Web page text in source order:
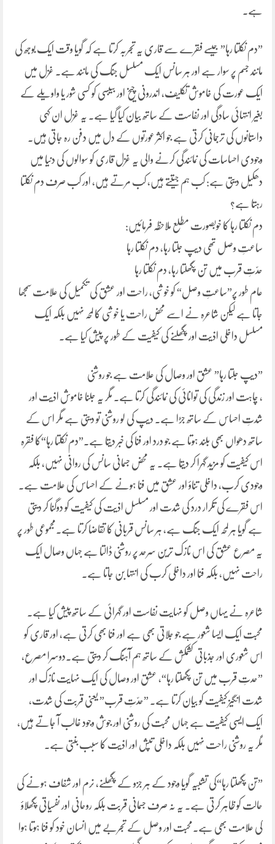
ہے۔
”دم نکلتا رہا” جیسے فقرے سے قاری یہ تجربہ کرتا ہے کہ گویا وقت ایک بوجھ کی
مانند جسم پر سوار ہے اور ہر سانس ایک مسلسل جنگ کی مانند ہے۔ غزل میں
ایک عورت کی خاموش تکلیف، اندرونی چیخ اور بیبسی کو کسی شور یا واویلے کے
بغیر انتہائی سادگی اور نفاست کے ساتھ بیان کیا گیا ہے۔ یہ غزل ان کہی
داستانوں کی ترجمانی کرتی ہے جو اکثر عورتوں کے دل میں دفن رہ جاتی ہیں۔
وجودی احساسات کی نمائندگی کرنے والی یہ غزل قاری کو سوالوں کی دنیا میں
دھکیل دیتی ہے: کب ہم جیتتے ہیں، کب مرتے ہیں، اور کب صرف دم نکلتا
رہتا ہے؟
دم نکلتا رہا کا خوبصورت مطلع ملاحظہ فرمائیں:
ساعتِ وصل تھی دیپ جلتا رہا، دم نکلتا رہا
حدّتِ قرب میں تن پگھلتا رہا، دم نکلتا رہا
عام طور پر”ساعتِ وصل“ کو خوشی، راحت اور عشق کی تکمیل کی علامت سمجھا
جاتا ہے لیکن شاعرہ نے اسے محض راحت یا خوشی کا لمحہ نہیں بلکہ ایک
مسلسل داخلی اذیت اور پگھلنے کی کیفیت کے طور پر پیش کیا ہے۔
”دیپ جلتا رہا” عشق اور وصال کی علامت ہے جو روشنی
، چاہت اور زندگی کی توانائی کی نمائندگی کرتا ہے۔ مگر یہ جلنا خاموش اذیت اور
شدتِ احساس کے ساتھ جڑا ہے۔ دیپ کی لو روشنی تو دیتی ہے مگر اس کے
ساتھ دھواں بھی بلند ہوتا ہے جو درد اور فنا کی خبر دیتا ہے۔”دم نکلتا رہا“کا فقرہ
اس کیفیت کو مزید گہرا کر دیتا ہے۔ یہ محض جسمانی سانس کی روانی نہیں، بلکہ
وجودی کرب، داخلی تناؤ اور عشق میں فنا ہونے کے احساس کی علامت ہے۔
اس فقرے کی تکرار درد کی شدت اور مسلسل اذیت کی کیفیت کو دوگنا کر دیتی
ہے گویا ہر لمحہ ایک جنگ ہے، ہر سانس قربانی کا تقاضا کرتا ہے۔مجموعی طور پر
یہ مصرع عشق کی اس نازک ترین سرحد پر روشنی ڈالتا ہے جہاں وصال ایک
راحت نہیں، بلکہ فنا اور داخلی کرب کی انتہا بن جاتا ہے۔
شاعرہ نے یہاں وصل کو نہایت نفاست اور گہرائی کے ساتھ پیش کیا ہے۔
محبت ایک ایسا شعور ہے جو جلاتی بھی ہے اور فنا بھی کرتی ہے، اور قاری کو
اس شعوری اور جذباتی کشمکش کے ساتھ ہم آہنگ کر دیتی ہے۔دوسرا مصرع،
”حدتِ قرب میں تن پگھلتا رہا“، عشق اور وصال کی ایک نہایت نازک اور
شدت انگیز کیفیت کو بیان کرتا ہے۔ ”حدّتِ قرب” یعنی قربت کی شدت،
ایک ایسی کیفیت ہے جہاں محبت کی روشنی اور جوش وجود غالب آ جاتے ہیں،
مگر یہ روشنی راحت نہیں بلکہ داخلی تپش اور اذیت کا سبب بنتی ہے۔
”تن پگھلتا رہا“کی تشبیہ گویا وجود کے ہر جزو کے پگھلنے، نرم اور شفاف ہونے کی
حالت کو ظاہر کرتی ہے۔ یہ نہ صرف جسمانی قربت بلکہ روحانی اور نفسیاتی پگھلاؤ
کی علامت بھی ہے۔محبت اور وصل کے تجربے میں انسان خود کو فنا ہوتا ہوا